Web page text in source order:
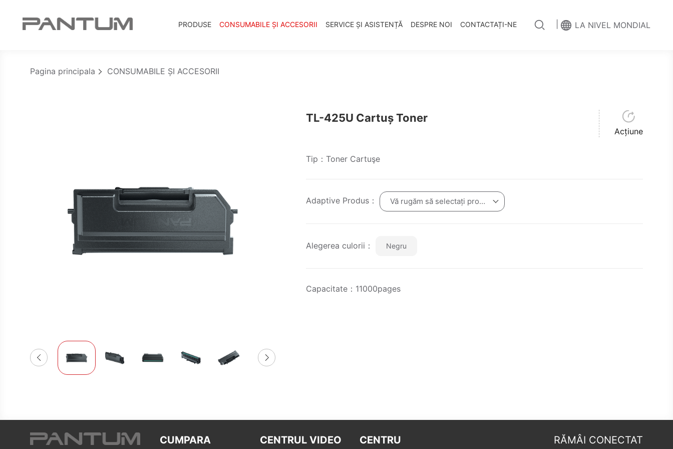
LA NIVEL MONDIAL
PRODUSE CONSUMABILE ȘI ACCESORII SERVICE ȘI ASISTENȚĂ DESPRE NOI CONTACTAȚI-NE
Pagina principala CONSUMABILE ȘI ACCESORII
TL-425U Cartuș Toner
Tip：Toner Cartuşe
Adaptive Produs： Vă rugăm să selectați produsul
Alegerea culorii： Negru
Capacitate：11000pages
Acțiune
CUMPARA CENTRUL VIDEO CENTRU RĂMÂI CONECTAT